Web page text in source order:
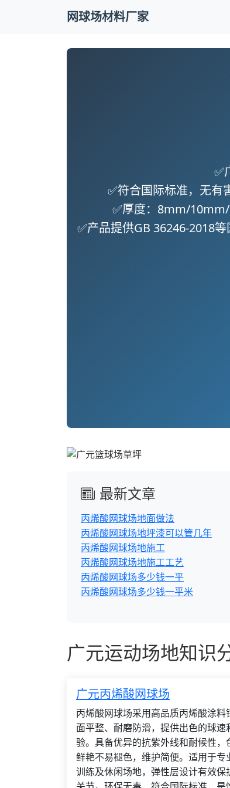
网球场材料厂家
✅
✅符合国际标准，无有
✅厚度：8mm/
✅产品提供GB 36246-2018
最新文章
丙烯酸网球场地面做法
丙烯酸网球场地坪漆可以管几年
丙烯酸网球场地施工
丙烯酸网球场地施工工艺
丙烯酸网球场多少钱一平
丙烯酸网球场多少钱一平米
广元运动场地知识
广元丙烯酸网球场
丙烯酸网球场采用高品质丙烯酸涂料
面平整、耐磨防滑，提供出色的球速
验。具备优异的抗紫外线和耐候性，
鲜艳不易褪色，维护简便。适用于专
训练及休闲场地，弹性层设计有效保